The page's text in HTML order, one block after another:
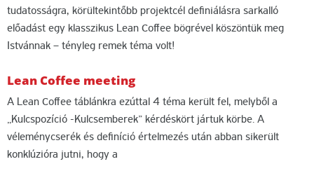
tudatosságra, körültekintőbb projektcél definiálásra sarkalló
előadást egy klasszikus Lean Coffee bögrével köszöntük meg
Istvánnak – tényleg remek téma volt!
Lean Coffee meeting
A Lean Coffee táblánkra ezúttal 4 téma került fel, melyből a
„Kulcspozíció -Kulcsemberek” kérdéskört jártuk körbe. A
véleménycserék és definíció értelmezés után abban sikerült
konklúzióra jutni, hogy a